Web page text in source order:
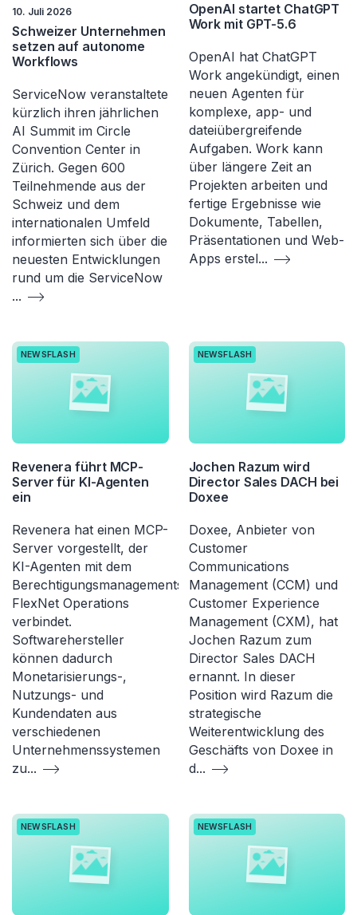
10. Juli 2026
Schweizer Unternehmen
setzen auf autonome
Workflows
ServiceNow veranstaltete
kürzlich ihren jährlichen
AI Summit im Circle
Convention Center in
Zürich. Gegen 600
Teilnehmende aus der
Schweiz und dem
internationalen Umfeld
informierten sich über die
neuesten Entwicklungen
rund um die ServiceNow
...
OpenAI startet ChatGPT
Work mit GPT-5.6
OpenAI hat ChatGPT
Work angekündigt, einen
neuen Agenten für
komplexe, app- und
dateiübergreifende
Aufgaben. Work kann
über längere Zeit an
Projekten arbeiten und
fertige Ergebnisse wie
Dokumente, Tabellen,
Präsentationen und Web-
Apps erstel...
NEWSFLASH
Revenera führt MCP-
Server für KI-Agenten
ein
Revenera hat einen MCP-
Server vorgestellt, der
KI-Agenten mit dem
Berechtigungsmanagementsystem
FlexNet Operations
verbindet.
Softwarehersteller
können dadurch
Monetarisierungs-,
Nutzungs- und
Kundendaten aus
verschiedenen
Unternehmenssystemen
zu...
NEWSFLASH
Jochen Razum wird
Director Sales DACH bei
Doxee
Doxee, Anbieter von
Customer
Communications
Management (CCM) und
Customer Experience
Management (CXM), hat
Jochen Razum zum
Director Sales DACH
ernannt. In dieser
Position wird Razum die
strategische
Weiterentwicklung des
Geschäfts von Doxee in
d...
NEWSFLASH NEWSFLASH